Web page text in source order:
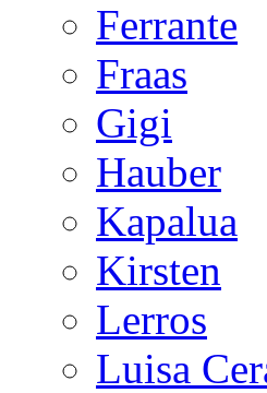
Ferrante
Fraas
Gigi
Hauber
Kapalua
Kirsten
Lerros
Luisa